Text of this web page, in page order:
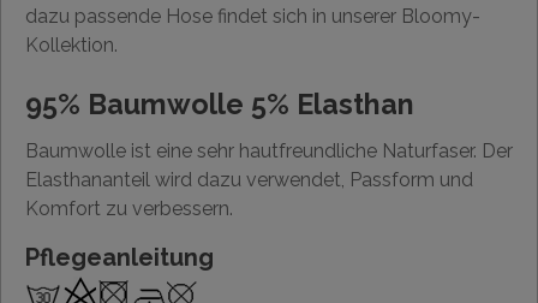
dazu passende Hose findet sich in unserer Bloomy-
Kollektion.
95% Baumwolle 5% Elasthan
Baumwolle ist eine sehr hautfreundliche Naturfaser. Der
Elasthananteil wird dazu verwendet, Passform und
Komfort zu verbessern.
Pflegeanleitung